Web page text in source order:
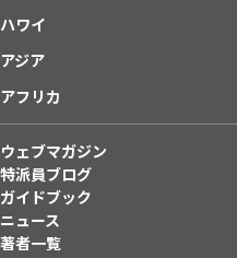
ハワイ
アジア
アフリカ
ウェブマガジン
特派員ブログ
ガイドブック
ニュース
著者一覧